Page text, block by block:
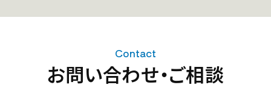
Contact
お問い合わせ・ご相談